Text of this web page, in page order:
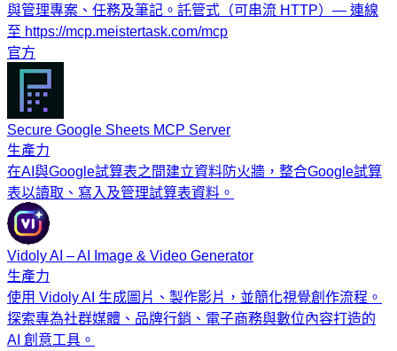
與管理專案、任務及筆記。託管式（可串流 HTTP）— 連線
至 https://mcp.meistertask.com/mcp
官方
Secure Google Sheets MCP Server
生產力
在AI與Google試算表之間建立資料防火牆，整合Google試算
表以讀取、寫入及管理試算表資料。
Vidoly AI – AI Image & Video Generator
生產力
使用 Vidoly AI 生成圖片、製作影片，並簡化視覺創作流程。
探索專為社群媒體、品牌行銷、電子商務與數位內容打造的
AI 創意工具。